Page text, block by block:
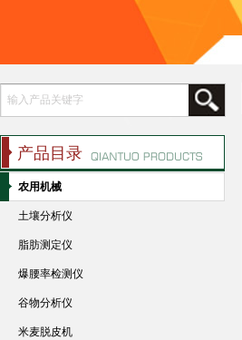
产品目录
农用机械
土壤分析仪
脂肪测定仪
爆腰率检测仪
谷物分析仪
米麦脱皮机